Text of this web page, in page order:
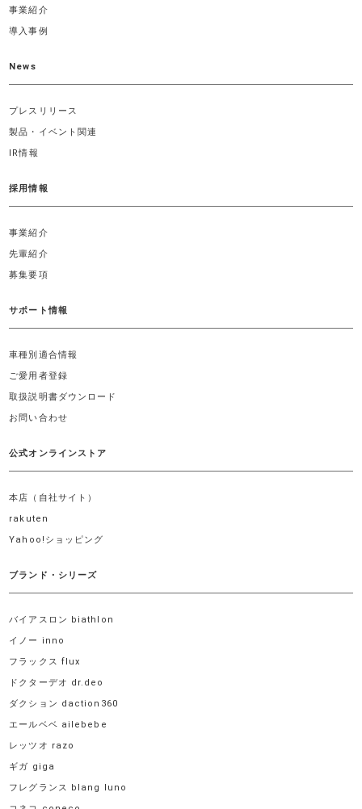
事業紹介
導入事例
News
プレスリリース
製品・イベント関連
IR情報
採用情報
事業紹介
先輩紹介
募集要項
サポート情報
車種別適合情報
ご愛用者登録
取扱説明書ダウンロード
お問い合わせ
公式オンラインストア
本店（自社サイト）
rakuten
Yahoo!ショッピング
ブランド・シリーズ
バイアスロン biathlon
イノー inno
フラックス flux
ドクターデオ dr.deo
ダクション daction360
エールベベ ailebebe
レッツオ razo
ギガ giga
フレグランス blang luno